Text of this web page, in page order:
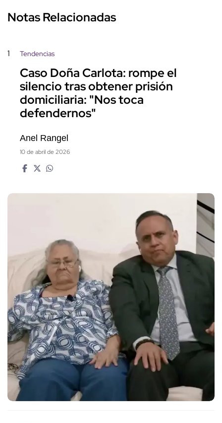
Notas Relacionadas
1 Tendencias
Caso Doña Carlota: rompe el
silencio tras obtener prisión
domiciliaria: "Nos toca
defendernos"
Anel Rangel
10 de abril de 2026